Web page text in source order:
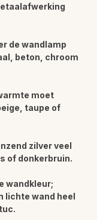
de wandlamp
beton, chroom
moet
taupe of
zilver veel
of donkerbruin.
wandkleur;
lichte wand heel